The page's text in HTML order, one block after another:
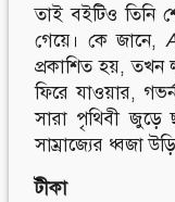
তাই বইটিও তিনি
গেয়ে। কে জানে,
প্রকাশিত হয়, তখন
ফিরে যাওয়ার,
সারা পৃথিবী জুড়ে
সাম্রাজ্যের ধ্বজা
টীকা